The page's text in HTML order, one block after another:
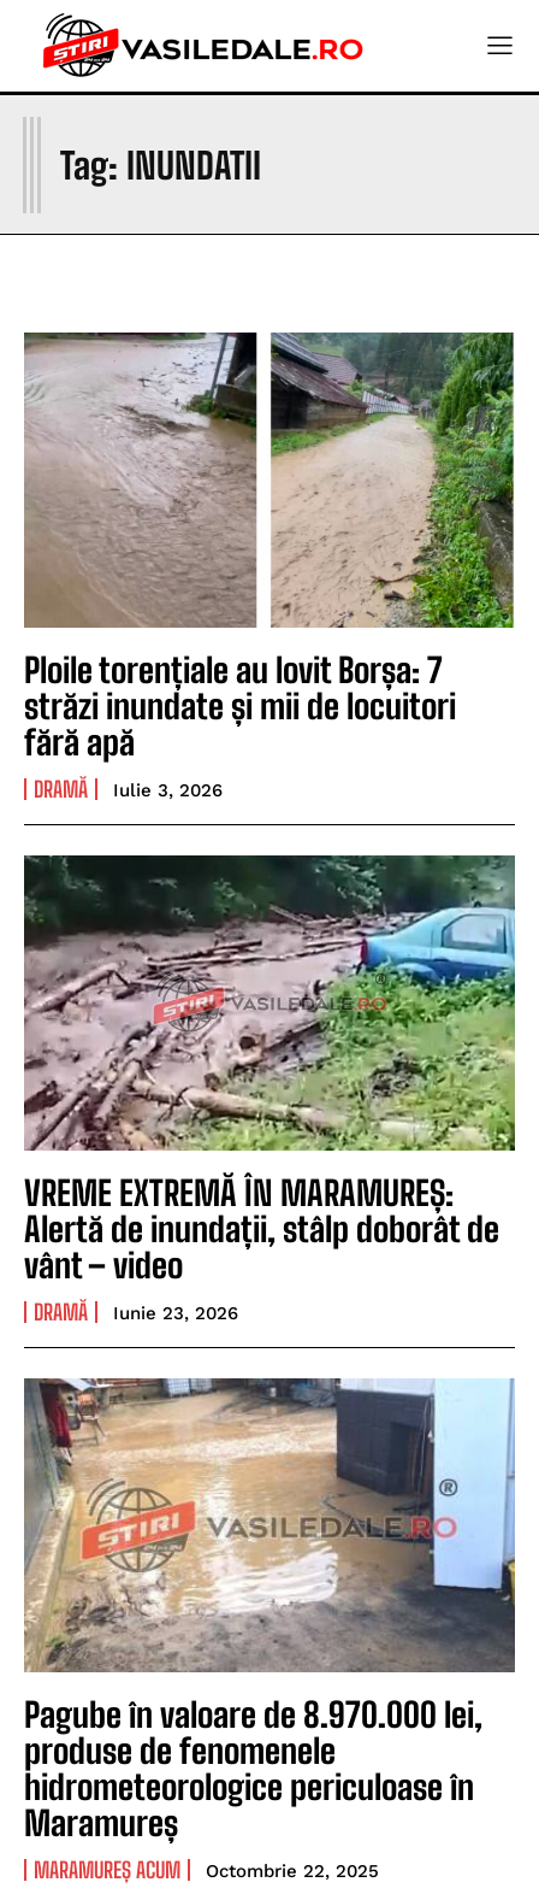
Tag: INUNDATII
I
Ploile torențiale au lovit Borșa: 7
străzi inundate și mii de locuitori
fără apă
DRAMĂ Iulie 3, 2026
VREME EXTREMĂ ÎN MARAMUREȘ:
Alertă de inundații, stâlp doborât de
vânt – video
DRAMĂ Iunie 23, 2026
Pagube în valoare de 8.970.000 lei,
produse de fenomenele
hidrometeorologice periculoase în
Maramureș
MARAMUREȘ ACUM Octombrie 22, 2025